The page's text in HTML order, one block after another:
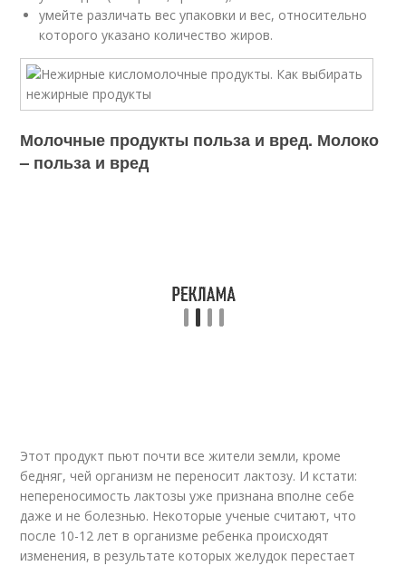
умейте различать вес упаковки и вес, относительно
которого указано количество жиров.
Молочные продукты польза и вред. Молоко
– польза и вред
Этот продукт пьют почти все жители земли, кроме
бедняг, чей организм не переносит лактозу. И кстати:
непереносимость лактозы уже признана вполне себе
даже и не болезнью. Некоторые ученые считают, что
после 10-12 лет в организме ребенка происходят
изменения, в результате которых желудок перестает